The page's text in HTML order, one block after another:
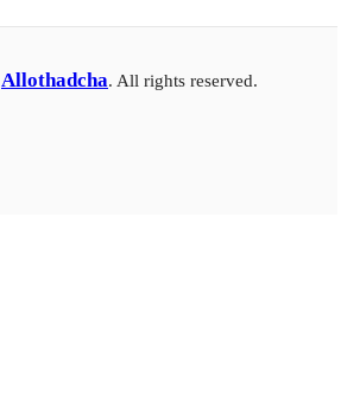
Allothadcha. All rights reserved.